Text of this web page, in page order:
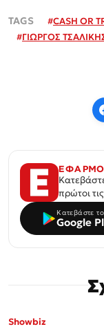
#CASH OR
#ΓΙΩΡΓΟΣ
πρώτοι
Κατεβάστε
Google
Showbiz